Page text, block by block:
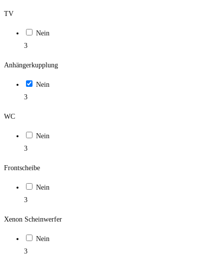
TV
Nein
3
Anhängerkupplung
Nein
3
WC
Nein
3
Frontscheibe
Nein
3
Xenon Scheinwerfer
Nein
3